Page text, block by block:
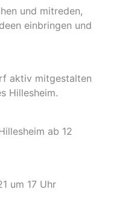
und mitreden,
einbringen und
aktiv mitgestalten
Hillesheim.
ab 12
um 17 Uhr